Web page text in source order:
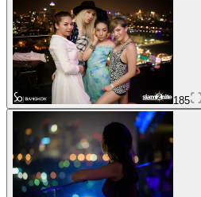
185